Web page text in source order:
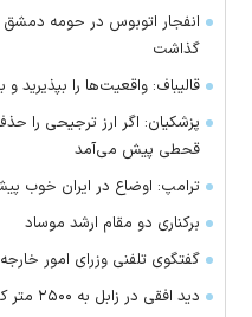
گذاشت
قالیباف: واقعیت‌ها را بپذیرید
پزشکیان: اگر ارز ترجیحی را
قحطی پیش می‌آمد
ترامپ: اوضاع در ایران خوب
برکناری دو مقام ارشد موساد
گفتگوی تلفنی وزرای امور خارجه
دید افقی در زابل به ۲۵۰۰ متر کاهش یافت